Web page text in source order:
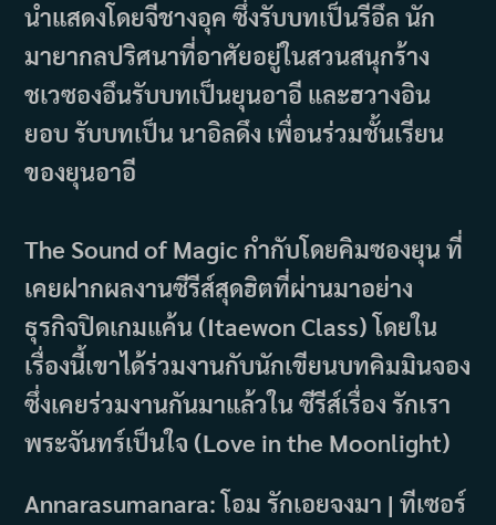
นำแสดงโดยจีชางอุค ซึ่งรับบทเป็นรีอึล นัก
มายากลปริศนาที่อาศัยอยู่ในสวนสนุกร้าง
ชเวซองอึนรับบทเป็นยุนอาอี และฮวางอิน
ยอบ รับบทเป็น นาอิลดึง เพื่อนร่วมชั้นเรียน
ของยุนอาอี
The Sound of Magic กำกับโดยคิมซองยุน ที่
เคยฝากผลงานซีรีส์สุดฮิตที่ผ่านมาอย่าง
ธุรกิจปิดเกมแค้น (Itaewon Class) โดยใน
เรื่องนี้เขาได้ร่วมงานกับนักเขียนบทคิมมินจอง
ซึ่งเคยร่วมงานกันมาแล้วใน ซีรีส์เรื่อง รักเรา
พระจันทร์เป็นใจ (Love in the Moonlight)
Annarasumanara: โอม รักเอยจงมา | ทีเซอร์